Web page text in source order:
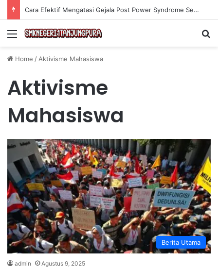
Cara Efektif Mengatasi Gejala Post Power Syndrome Setelah Pensiun Kerja
Menu
Home / Aktivisme Mahasiswa
Aktivisme
Mahasiswa
Berita Utama
admin Agustus 9, 2025